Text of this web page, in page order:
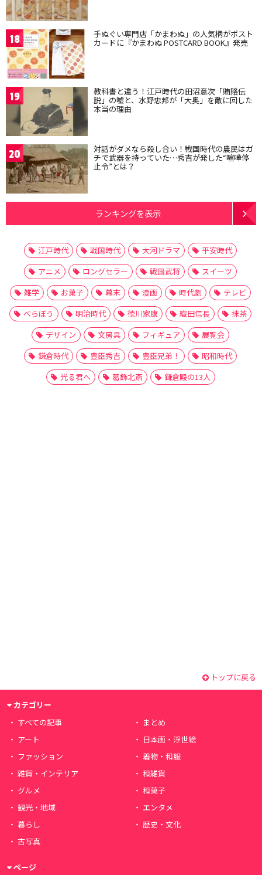
18 手ぬぐい専門店「かまわぬ」の人気柄がポスト
カードに『かまわぬ POSTCARD BOOK』発売
19 教科書と違う！江戸時代の田沼意次「賄賂伝
説」の嘘と、水野忠邦が「大奥」を敵に回した
本当の理由
20 対話がダメなら殺し合い！戦国時代の農民はガ
チで武器を持っていた…秀吉が発した“喧嘩停
止令”とは？
ランキングを表示
江戸時代 戦国時代 大河ドラマ
平安時代
アニメ
ロングセラー 戦国武将
スイーツ
雑学
お菓子 幕末 漫画 時代劇
テレビ
べらぼう
明治時代 徳川家康 織田信長
抹茶
デザイン
文房具 フィギュア
展覧会
鎌倉時代
豊臣秀吉 豊臣兄弟！
昭和時代
光る君へ
葛飾北斎 鎌倉殿の13人
トップに戻る
カテゴリー
すべての記事
まとめ
アート
日本画・浮世絵
ファッション
着物・和服
雑貨・インテリア
和雑貨
グルメ
和菓子
観光・地域
エンタメ
暮らし
歴史・文化
古写真
ページ